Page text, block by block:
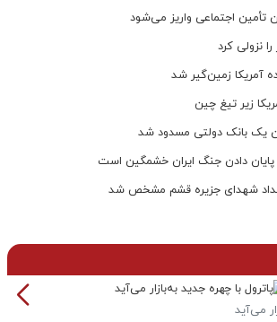
تأمین اجتماعی واریز می‌شود
نزولی کرد
زمین‌گیر شد
زیر تیغ چین
یک بانک‌ دولتی مسدود شد
پایان دادن جنگ ایران خشمگین است
تعداد شهدای جزیره قشم مشخص شد
می‌آید